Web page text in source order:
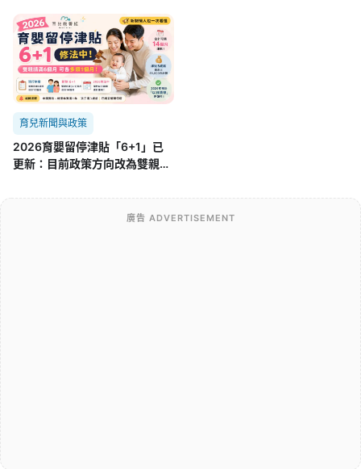
育兒新聞與政策
2026育嬰留停津貼「6+1」已
更新：目前政策方向改為雙親
廣告 ADVERTISEMENT